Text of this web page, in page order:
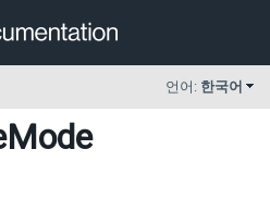
언어: 한국어